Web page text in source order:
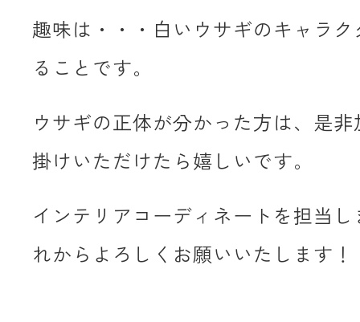
趣味は・・・白いウサギのキャラ
ることです。
ウサギの正体が分かった方は、是
掛けいただけたら嬉しいです。
インテリアコーディネートを担当
れからよろしくお願いいたします！